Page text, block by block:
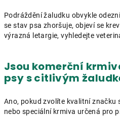
Podráždění žaludku obvykle
se stav psa zhoršuje, objeví se
výrazná letargie, vyhledejte
Jsou komerční
psy s citlivým
Ano, pokud zvolíte kvalitní značku
nebo speciální krmiva určená pro